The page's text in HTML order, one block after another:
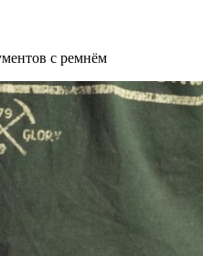
с ремнём